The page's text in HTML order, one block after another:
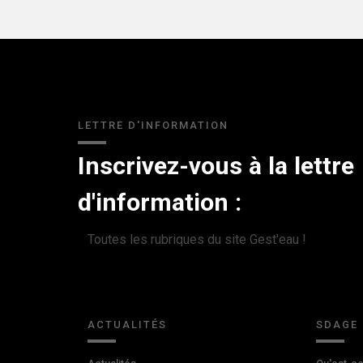
LETTRE D'INFORMATION
Inscrivez-vous à la lettre
d'information :
Toutes les rubriques du site Gest'eau !
ACTUALITÉS SDAGE